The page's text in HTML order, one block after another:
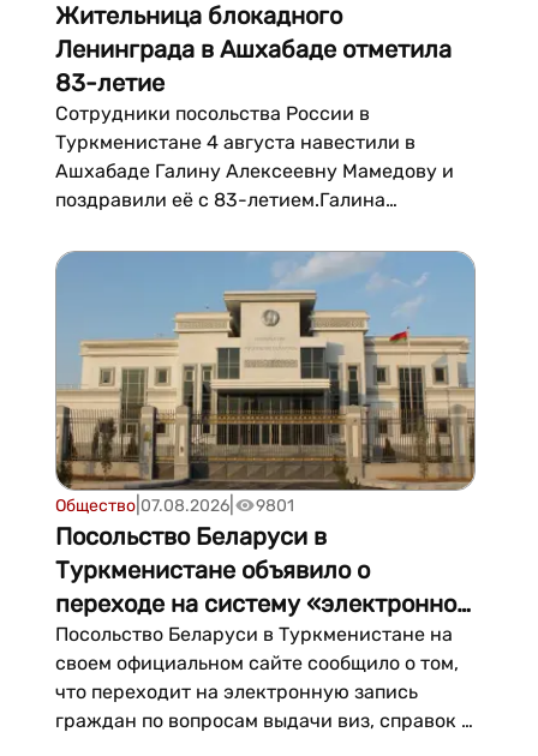
Жительница блокадного
Ленинграда в Ашхабаде отметила
83-летие
Сотрудники посольства России в
Туркменистане 4 августа навестили в
Ашхабаде Галину Алексеевну Мамедову и
поздравили её с 83-летием.Галина
блокадного Ленинграда, проживающая в
Туркменистане. В январе 2024 года
губернатор Санкт-Петербурга Ал...
Общество| 07.08.2026| 9801
Посольство Беларуси в
Туркменистане объявило о
переходе на систему «электронной
очереди»
Посольство Беларуси в Туркменистане на
своем официальном сайте сообщило о том,
что переходит на электронную запись
граждан по вопросам выдачи виз, справок о